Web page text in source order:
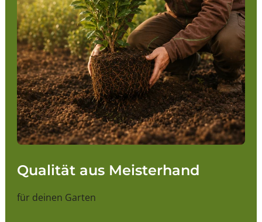
Qualität aus Meisterhand
für deinen Garten